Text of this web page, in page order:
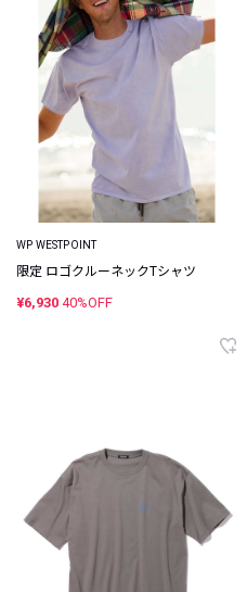
WP WESTPOINT
限定 ロゴクルーネックTシャツ
¥6,930 40%OFF